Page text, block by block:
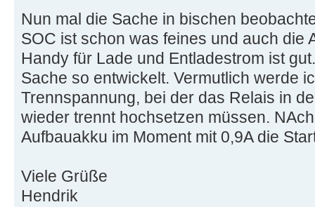
Nun mal die Sache in bischen
SOC ist schon was feines und auch die
Handy für Lade und Entladestrom ist
Sache so entwickelt. Vermutlich werde
Trennspannung, bei der das Relais in
wieder trennt hochsetzen müssen.
Aufbauakku im Moment mit 0,9A die
Viele Grüße
Hendrik